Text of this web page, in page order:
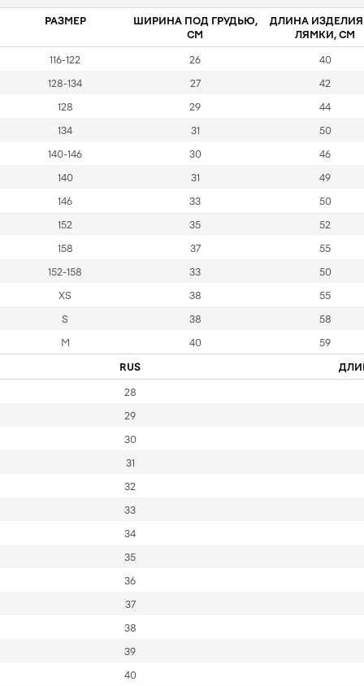
РАЗМЕР
ШИРИНА ПОД ГРУДЬЮ,
СМ
ДЛИНА ИЗДЕЛИЯ
ЛЯМКИ, СМ
116-122 26 40
128-134 27 42
128 29 44
134 31 50
140-146 30 46
140 31 49
146 33 50
152 35 52
158 37 55
152-158 33 50
XS 38 55
S 38 58
M 40 59
RUS
28
29
30
31
32
33
34
35
36
37
38
39
40